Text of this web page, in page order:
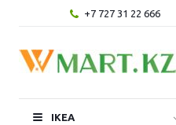
+7 727 31 22 666
IKEA